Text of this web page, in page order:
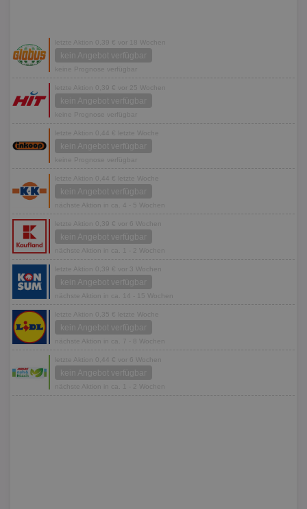
letzte Aktion 0,39 € vor 18 Wochen
kein Angebot verfügbar
keine Prognose verfügbar
letzte Aktion 0,39 € vor 25 Wochen
kein Angebot verfügbar
keine Prognose verfügbar
letzte Aktion 0,44 € letzte Woche
kein Angebot verfügbar
keine Prognose verfügbar
letzte Aktion 0,44 € letzte Woche
kein Angebot verfügbar
nächste Aktion in ca. 4 - 5 Wochen
letzte Aktion 0,39 € vor 6 Wochen
kein Angebot verfügbar
nächste Aktion in ca. 1 - 2 Wochen
letzte Aktion 0,39 € vor 3 Wochen
kein Angebot verfügbar
nächste Aktion in ca. 14 - 15 Wochen
letzte Aktion 0,35 € letzte Woche
kein Angebot verfügbar
nächste Aktion in ca. 7 - 8 Wochen
letzte Aktion 0,44 € vor 6 Wochen
kein Angebot verfügbar
nächste Aktion in ca. 1 - 2 Wochen